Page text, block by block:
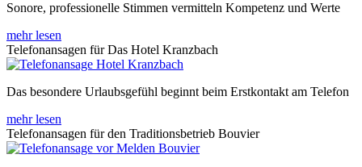
Sonore, professionelle Stimmen vermitteln Kompetenz und Werte
mehr lesen
Telefonansagen für Das Hotel Kranzbach
Das besondere Urlaubsgefühl beginnt beim Erstkontakt am Telefon
mehr lesen
Telefonansagen für den Traditionsbetrieb Bouvier